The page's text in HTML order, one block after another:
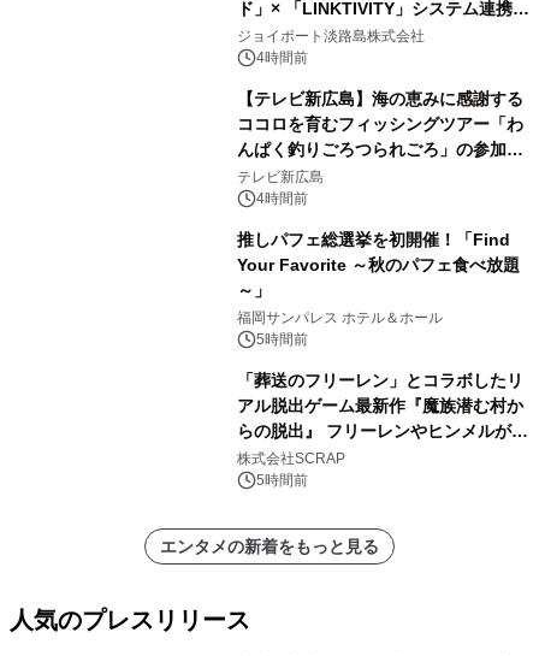
ド」× 「LINKTIVITY」システム連携を
開始！
ジョイポート淡路島株式会社
4時間前
【テレビ新広島】海の恵みに感謝する
ココロを育むフィッシングツアー「わ
んぱく釣りごろつられごろ」の参加小
学生を募集
テレビ新広島
4時間前
推しパフェ総選挙を初開催！「Find
Your Favorite ～秋のパフェ食べ放題
～」
福岡サンパレス ホテル＆ホール
5時間前
「葬送のフリーレン」とコラボしたリ
アル脱出ゲーム最新作『魔族潜む村か
らの脱出』 フリーレンやヒンメルが武
器を手に魔族を見据える描き下ろしメ
インビジュアル公開
株式会社SCRAP
5時間前
エンタメの新着をもっと見る
人気のプレスリリース